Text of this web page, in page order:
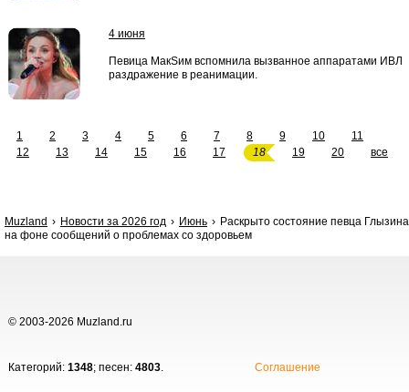
4 июня
Певица МакSим вспомнила вызванное аппаратами ИВЛ
раздражение в реанимации.
1 2 3 4 5 6 7 8 9 10
11
12
13 14 15 16 17 18 19 20 все
Muzland Новости за 2026 год Июнь
Раскрыто состояние певца Глызина
на фоне сообщений о проблемах со здоровьем
© 2003-2026 Muzland.ru
Категорий: 1348; песен: 4803. Соглашение